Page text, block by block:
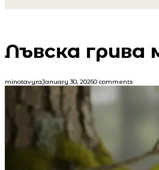
Лъвска грива
minotavyraJanuary 30, 20260 comments